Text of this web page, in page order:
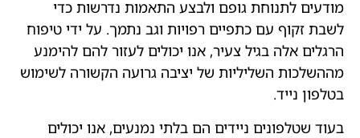
מודעים לתנוחת גופם ולבצע התאמות נדרשות כדי
לשבת זקוף עם כתפיים רפויות וגב נתמך. על ידי טיפוח
הרגלים אלה בגיל צעיר, אנו יכולים לעזור להם להימנע
מההשלכות השליליות של יציבה גרועה הקשורה לשימוש
בטלפון נייד.
בעוד שטלפונים ניידים הם בלתי נמנעים, אנו יכולים